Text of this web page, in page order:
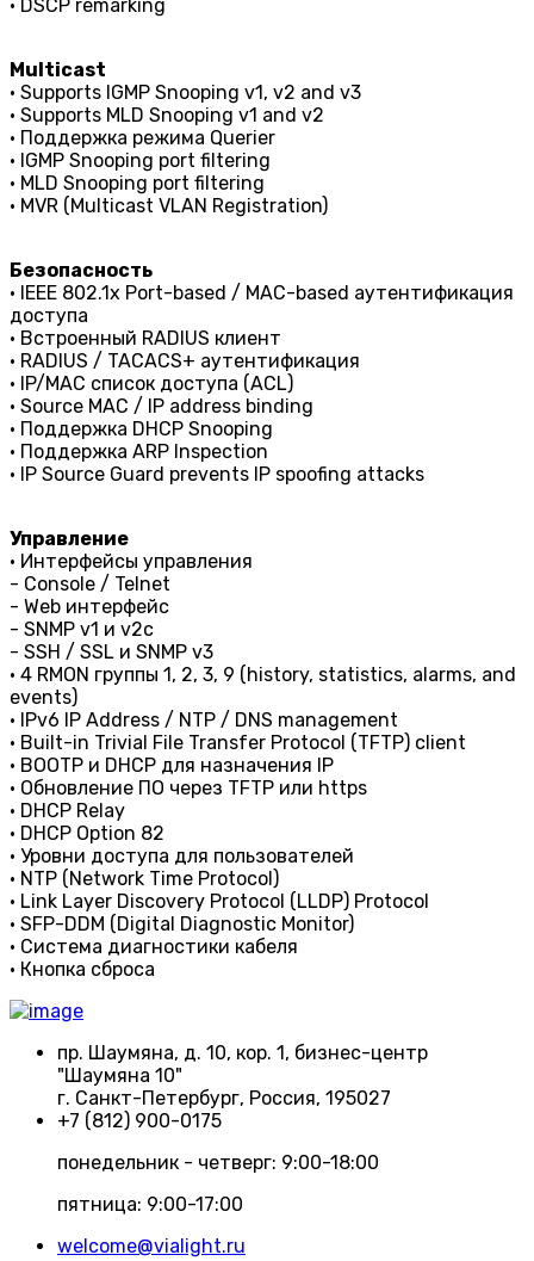
• DSCP remarking
Multicast
• Supports IGMP Snooping v1, v2 and v3
• Supports MLD Snooping v1 and v2
• Поддержка режима Querier
• IGMP Snooping port filtering
• MLD Snooping port filtering
• MVR (Multicast VLAN Registration)
Безопасность
• IEEE 802.1x Port-based / MAC-based аутентификация
доступа
• Встроенный RADIUS клиент
• RADIUS / TACACS+ аутентификация
• IP/МАС список доступа (ACL)
• Source MAC / IP address binding
• Поддержка DHCP Snooping
• Поддержка ARP Inspection
• IP Source Guard prevents IP spoofing attacks
Управление
• Интерфейсы управления
- Console / Telnet
- Web интерфейс
- SNMP v1 и v2c
- SSH / SSL и SNMP v3
• 4 RMON группы 1, 2, 3, 9 (history, statistics, alarms, and
events)
• IPv6 IP Address / NTP / DNS management
• Built-in Trivial File Transfer Protocol (TFTP) client
• BOOTP и DHCP для назначения IP
• Обновление ПО через TFTP или https
• DHCP Relay
• DHCP Option 82
• Уровни доступа для пользователей
• NTP (Network Time Protocol)
• Link Layer Discovery Protocol (LLDP) Protocol
• SFP-DDM (Digital Diagnostic Monitor)
• Система диагностики кабеля
• Кнопка сброса
пр. Шаумяна, д. 10, кор. 1, бизнес-центр
"Шаумяна 10"
г. Санкт-Петербург, Россия, 195027
+7 (812) 900-0175
понедельник - четверг: 9:00-18:00
пятница: 9:00-17:00
welcome@vialight.ru